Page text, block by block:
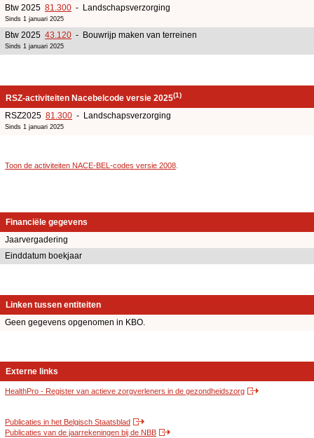
Btw 2025 81.300 - Landschapsverzorging
Sinds 1 januari 2025
Btw 2025 43.120 - Bouwrijp maken van terreinen
Sinds 1 januari 2025
RSZ-activiteiten Nacebelcode versie 2025(1)
RSZ2025 81.300 - Landschapsverzorging
Sinds 1 januari 2025
Toon de activiteiten NACE-BEL-codes versie 2008
Financiële gegevens
Jaarvergadering
Einddatum boekjaar
Linken tussen entiteiten
Geen gegevens opgenomen in KBO.
Externe links
HealthPro - Register van actieve zorgverleners in de gezondheidszorg
Publicaties in het Belgisch Staatsblad
Publicaties van de jaarrekeningen bij de NBB